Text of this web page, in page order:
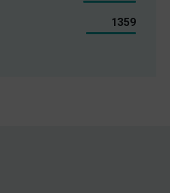
1359